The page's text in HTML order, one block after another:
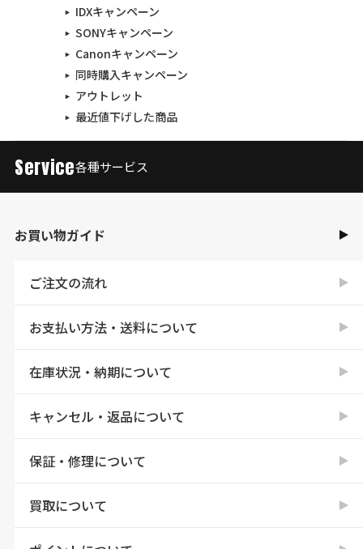
IDXキャンペーン
SONYキャンペーン
Canonキャンペーン
同時購入キャンペーン
アウトレット
最近値下げした商品
Service各種サービス
お買い物ガイド
ご注文の流れ
お支払い方法・送料について
在庫状況・納期について
キャンセル・返品について
保証・修理について
買取について